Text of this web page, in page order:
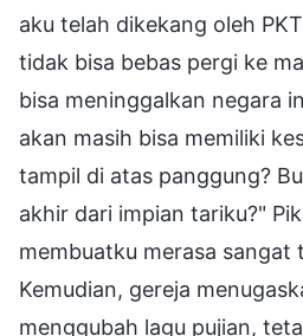
aku telah dikekang oleh
tidak bisa bebas pergi ke
bisa meninggalkan negara
akan masih bisa memiliki
tampil di atas panggung?
akhir dari impian tariku?"
membuatku merasa sangat
Kemudian, gereja
menggubah lagu pujian,